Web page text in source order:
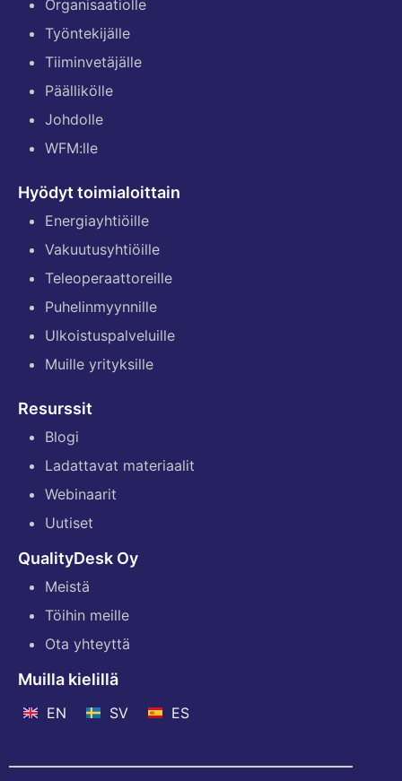
Organisaatiolle
Työntekijälle
Tiiminvetäjälle
Päällikölle
Johdolle
WFM:lle
Hyödyt toimialoittain
Energiayhtiöille
Vakuutusyhtiöille
Teleoperaattoreille
Puhelinmyynnille
Ulkoistuspalveluille
Muille yrityksille
Resurssit
Blogi
Ladattavat materiaalit
Webinaarit
Uutiset
QualityDesk Oy
Meistä
Töihin meille
Ota yhteyttä
Muilla kielillä
EN SV ES